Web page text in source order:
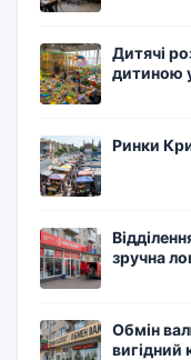
Дитячі
дитиною
Ринки
зручна
Обмін
вигідний